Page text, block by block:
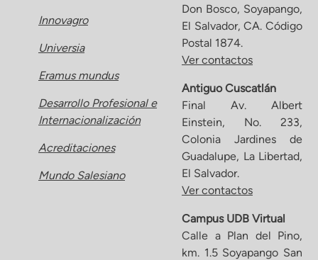
Innovagro
Universia
Eramus mundus
Desarrollo Profesional e
Internacionalización
Acreditaciones
Mundo Salesiano
Don Bosco, Soyapango,
El Salvador, CA. Código
Postal 1874.
Ver contactos
Antiguo Cuscatlán
Final Av. Albert
Einstein, No. 233,
Colonia Jardines de
Guadalupe, La Libertad,
El Salvador.
Ver contactos
Campus UDB Virtual
Calle a Plan del Pino,
km. 1.5 Soyapango San